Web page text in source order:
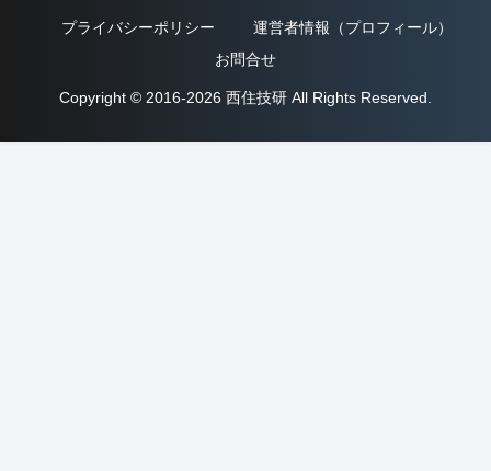
プライバシーポリシー
運営者情報（プロフィール）
お問合せ
Copyright © 2016-2026 西住技研 All Rights Reserved.